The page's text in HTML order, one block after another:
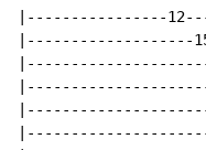
|----------------
|-------------------